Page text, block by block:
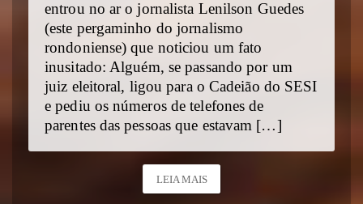
entrou no ar o jornalista Lenilson Guedes
(este pergaminho do jornalismo
rondoniense) que noticiou um fato
inusitado: Alguém, se passando por um
juiz eleitoral, ligou para o Cadeião do SESI
e pediu os números de telefones de
parentes das pessoas que estavam […]
LEIA MAIS